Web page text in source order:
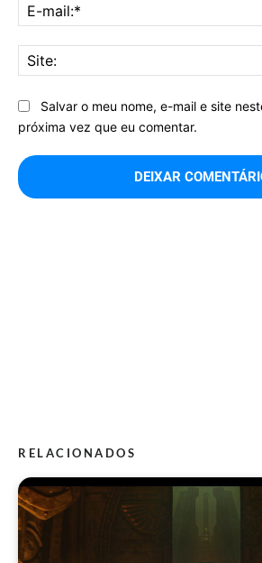
Salvar o meu nome, e-mail e site
próxima vez que eu comentar.
RELACIONADOS